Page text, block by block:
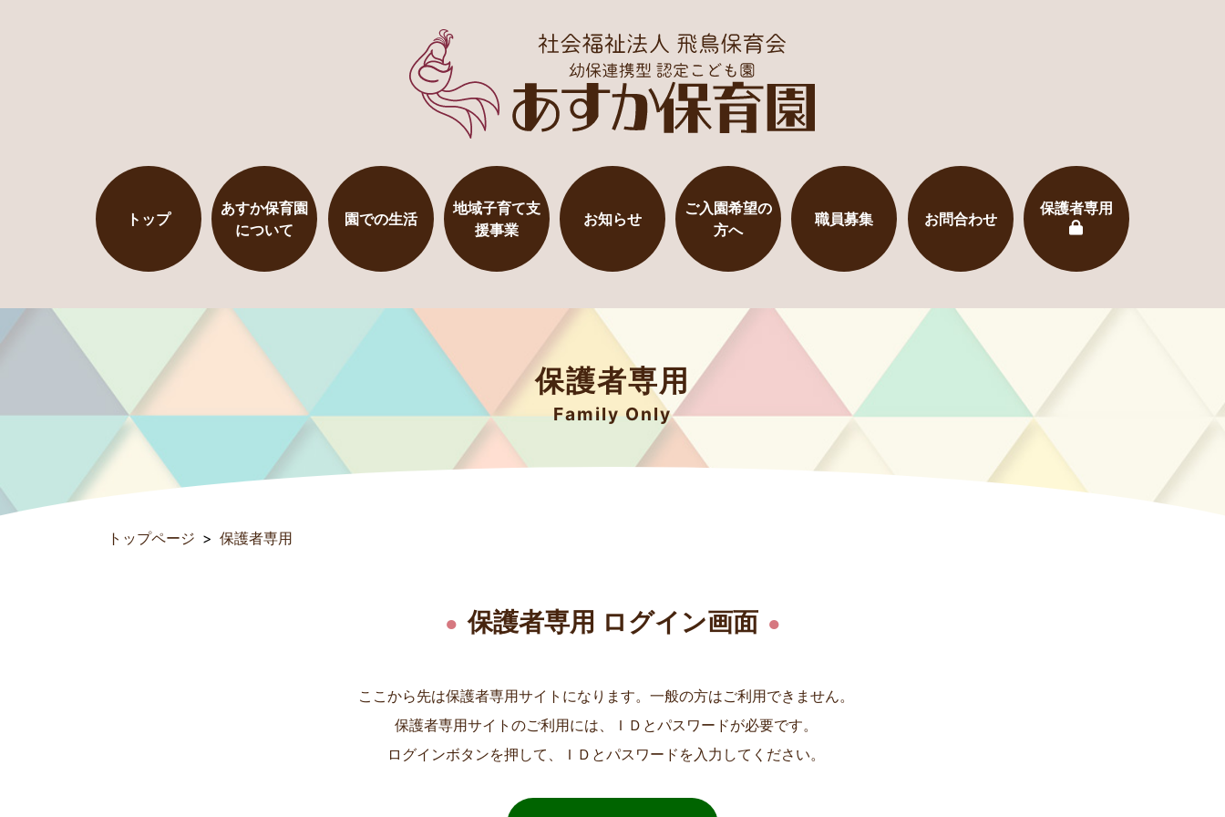
トップ
あすか保育園
について
園での生活
地域子育て支
援事業
お知らせ
ご入園希望の
方へ
職員募集 お問合わせ
保護者専用
保護者専用
Family Only
トップページ 保護者専用
保護者専用 ログイン画面
ここから先は保護者専用サイトになります。一般の方はご利用できません。
保護者専用サイトのご利用には、ＩＤとパスワードが必要です。
ログインボタンを押して、ＩＤとパスワードを入力してください。